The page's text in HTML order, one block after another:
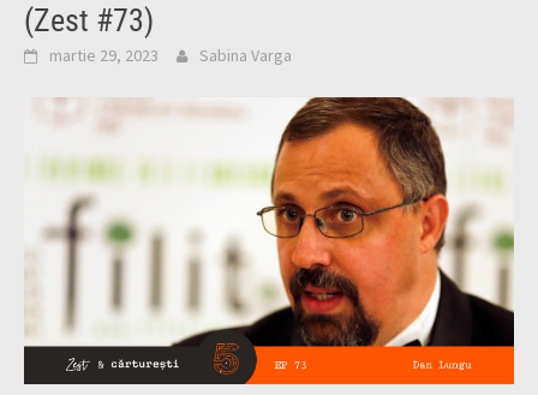
(Zest #73)
martie 29, 2023 Sabina Varga